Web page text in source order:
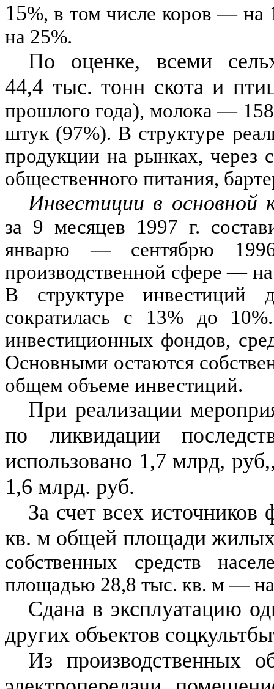
15%, в том числе коров — на
на 25%.
По оценке, всеми
44,4 тыс. тонн скота и
прошлого года), молока —
штук (97%). В структуре
продукции на рынках, через
общественного питания,
Инвестиции в основной
за 9 месяцев 1997 г.
январю — сентябрю
производственной сфере — на
В структуре инвестиций
сократилась с 13%до 10%
инвестиционных фондов,
Основными остаются
общем объеме инвестиций.
При реализации
по ликвидации
использовано 1,7 млрд,
1,6 млрд. руб.
За счет всех источников
кв. м общей площади
собственных средств
площадью 28,8 тыс. кв. м —на
Сдана в эксплуатацию
других объектов
Из производственных